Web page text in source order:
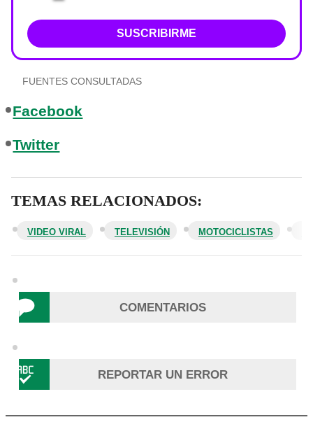
SUSCRIBIRME
FUENTES CONSULTADAS
Facebook
Twitter
TEMAS RELACIONADOS:
VIDEO VIRAL TELEVISIÓN MOTOCICLISTAS
COMENTARIOS
REPORTAR UN ERROR